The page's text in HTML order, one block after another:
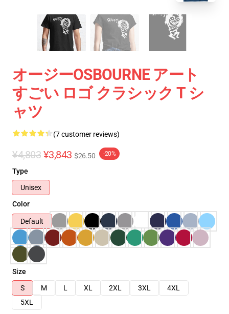
オージーOSBOURNE アート
すごい ロゴ クラシック T シ
ャツ
(7 customer reviews)
¥4,803 ¥3,843 $26.50 -20%
Type
Unisex
Color
Default
Size
S
M L XL 2XL 3XL
4XL
5XL